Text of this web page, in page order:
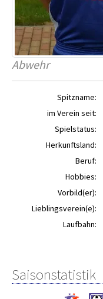
Abwehr
Spitzname:
im Verein seit:
Spielstatus:
Herkunftsland:
Beruf:
Hobbies:
Vorbild(er):
Lieblingsverein(e):
Laufbahn:
Saisonstatistik